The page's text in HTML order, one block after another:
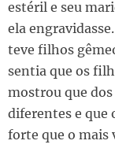
estéril e seu
ela
teve filhos
sentia que os
mostrou que
diferentes e que
forte que o mais